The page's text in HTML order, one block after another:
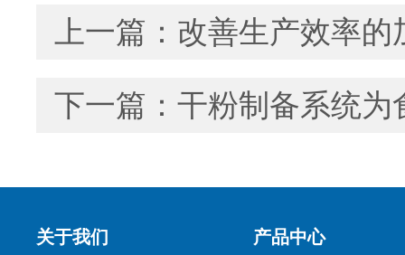
上一篇： 改善生产效率的
下一篇： 干粉制备系统为
关于我们 产品中心